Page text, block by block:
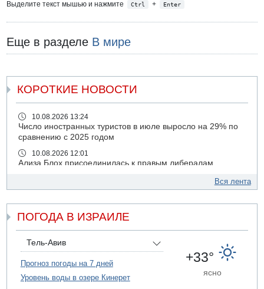
Выделите текст мышью и нажмите Ctrl + Enter
Еще в разделе В мире
КОРОТКИЕ НОВОСТИ
10.08.2026 13:24
Число иностранных туристов в июле выросло на 29% по
сравнению с 2025 годом
10.08.2026 12:01
Ализа Блох присоединилась к правым либералам
На 4-м шоссе погиб под колесами автомобиля мужчина
09.08.2026 20:04
Сын экс-депутата от партии ШАС арестован за
09.08.2026 19:36
16-летний подросток разбился насмерть при падении
со скалы в районе пещеры Кешет
Вся лента
ПОГОДА В ИЗРАИЛЕ
Тель-Авив
Прогноз погоды на 7 дней
Уровень воды в озере Кинерет
+33°
ясно